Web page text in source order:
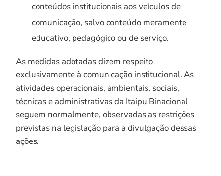
conteúdos institucionais aos veículos de
comunicação, salvo conteúdo meramente
educativo, pedagógico ou de serviço.
As medidas adotadas dizem respeito
exclusivamente à comunicação institucional. As
atividades operacionais, ambientais, sociais,
técnicas e administrativas da Itaipu Binacional
seguem normalmente, observadas as restrições
previstas na legislação para a divulgação dessas
ações.